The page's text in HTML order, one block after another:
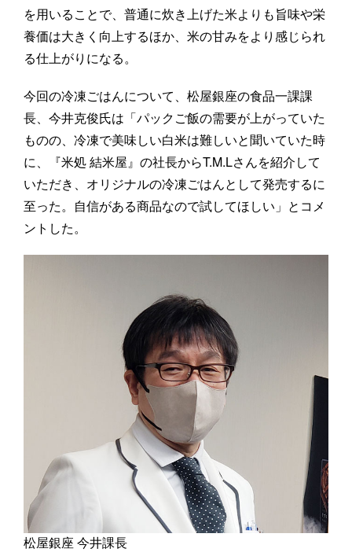
を用いることで、普通に炊き上げた米よりも旨味や栄
養価は大きく向上するほか、米の甘みをより感じられ
る仕上がりになる。
今回の冷凍ごはんについて、松屋銀座の食品一課課
長、今井克俊氏は「パックご飯の需要が上がっていた
ものの、冷凍で美味しい白米は難しいと聞いていた時
に、『米処 結米屋』の社長からT.M.Lさんを紹介して
いただき、オリジナルの冷凍ごはんとして発売するに
至った。自信がある商品なので試してほしい」とコメ
ントした。
松屋銀座 今井課長